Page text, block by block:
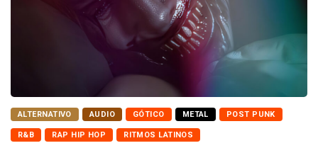
ALTERNATIVO AUDIO GÓTICO METAL POST PUNK
R&B RAP HIP HOP RITMOS LATINOS